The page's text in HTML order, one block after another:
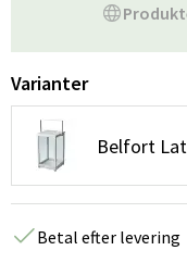
Varianter
Belfort
Betal efter levering